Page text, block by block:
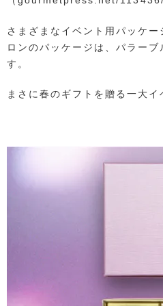
さまざまなイベント用パッケ
ロンのパッケージは、パラー
す。
まさに春のギフトを贈る一大